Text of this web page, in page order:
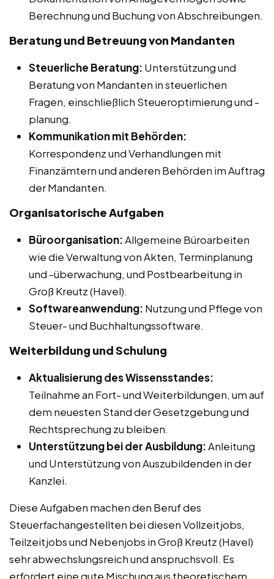
Berechnung und Buchung von Abschreibungen.
Beratung und Betreuung von Mandanten
Steuerliche Beratung: Unterstützung und
Beratung von Mandanten in steuerlichen
Fragen, einschließlich Steueroptimierung und -
planung.
Kommunikation mit Behörden:
Korrespondenz und Verhandlungen mit
Finanzämtern und anderen Behörden im Auftrag
der Mandanten.
Organisatorische Aufgaben
Büroorganisation:Allgemeine Büroarbeiten
wie die Verwaltung von Akten, Terminplanung
und -überwachung, und Postbearbeitung in
Groß Kreutz (Havel).
Softwareanwendung: Nutzung und Pflege von
Steuer- und Buchhaltungssoftware.
Weiterbildung und Schulung
Aktualisierung des Wissensstandes:
Teilnahme an Fort- und Weiterbildungen, um auf
dem neuesten Stand der Gesetzgebung und
Rechtsprechung zu bleiben.
Unterstützung bei der Ausbildung:Anleitung
und Unterstützung von Auszubildenden in der
Kanzlei.
Diese Aufgaben machen den Beruf des
Steuerfachangestellten bei diesen Vollzeitjobs,
Teilzeitjobs und Nebenjobs in Groß Kreutz (Havel)
sehr abwechslungsreich und anspruchsvoll. Es
erfordert eine gute Mischung aus theoretischem